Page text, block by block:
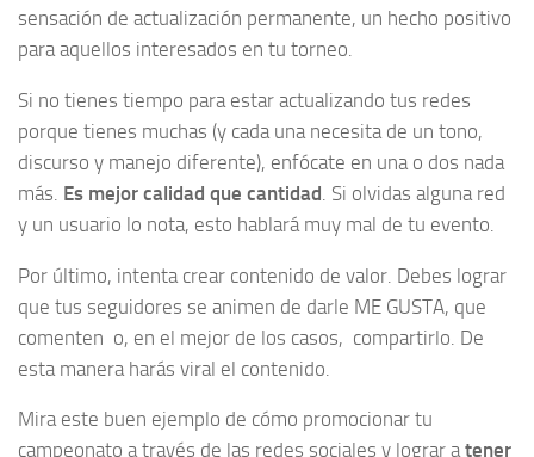
sensación de actualización permanente, un hecho positivo
para aquellos interesados en tu torneo.
Si no tienes tiempo para estar actualizando tus redes
porque tienes muchas (y cada una necesita de un tono,
discurso y manejo diferente), enfócate en una o dos nada
más. Es mejor calidad que cantidad . Si olvidas alguna red
y un usuario lo nota, esto hablará muy mal de tu evento.
Por último, intenta crear contenido de valor. Debes lograr
que tus seguidores se animen de darle ME GUSTA, que
comenten o, en el mejor de los casos, compartirlo. De
esta manera harás viral el contenido.
Mira este buen ejemplo de cómo promocionar tu
campeonato a través de las redes sociales y lograr atener